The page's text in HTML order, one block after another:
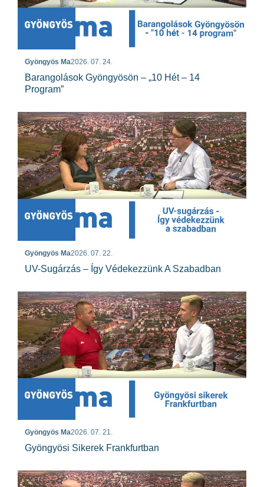
Gyöngyös Ma2026. 07. 24.
Barangolások Gyöngyösön – „10 Hét – 14
Program”
Gyöngyös Ma2026. 07. 22.
UV-Sugárzás – Így Védekezzünk A Szabadban
Gyöngyös Ma2026. 07. 21.
Gyöngyösi Sikerek Frankfurtban